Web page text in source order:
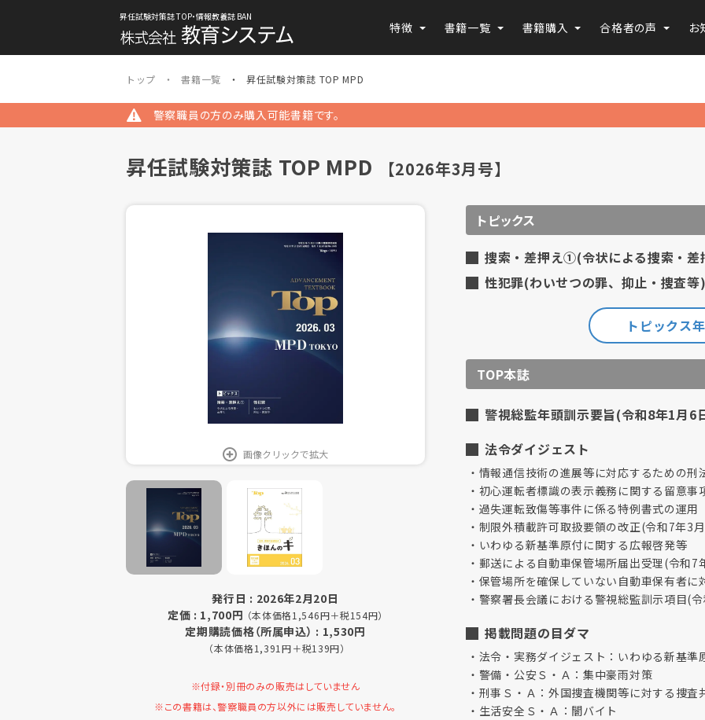
昇任試験対策誌 TOP・情報教養誌 BAN
特徴 書籍一覧 書籍購入 合格者の声 お
トップ 書籍一覧 昇任試験対策誌 TOP MPD
警察職員の方のみ購入可能書籍です。
昇任試験対策誌 TOP MPD 【2026年3月号】
画像クリックで拡大
発行日 : 2026年2月20日
定価 : 1,700円 （本体価格1,546円＋税154円）
定期購読価格（所属申込） : 1,530円
（本体価格1,391円＋税139円）
※付録・別冊のみの販売はしていません
※この書籍は、警察職員の方以外には販売していません。
トピックス
捜索・差押え①(令状による捜索・差
性犯罪(わいせつの罪、抑止・捜査等
トピックス
TOP本誌
警視総監年頭訓示要旨(令和8年1月6
法令ダイジェスト
情報通信技術の進展等に対応するための刑
初心運転者標識の表示義務に関する留意事
過失運転致傷等事件に係る特例書式の運用
制限外積載許可取扱要領の改正(令和7年3
いわゆる新基準原付に関する広報啓発等
郵送による自動車保管場所届出受理(令和7
保管場所を確保していない自動車保有者に
警察署長会議における警視総監訓示項目(
掲載問題の目ダマ
法令・実務ダイジェスト：いわゆる新基準
警備・公安Ｓ・Ａ：集中豪雨対策
刑事Ｓ・Ａ：外国捜査機関等に対する捜査
生活安全Ｓ・Ａ：闇バイト